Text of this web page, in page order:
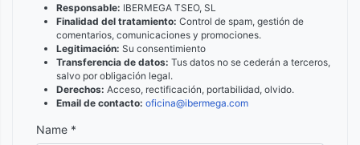
Responsable: IBERMEGA TSEO, SL
Finalidad del tratamiento: Control de spam, gestión de
comentarios, comunicaciones y promociones.
Legitimación: Su consentimiento
Transferencia de datos: Tus datos no se cederán a terceros,
salvo por obligación legal.
Derechos: Acceso, rectificación, portabilidad, olvido.
Email de contacto: oficina@ibermega.com
Name *